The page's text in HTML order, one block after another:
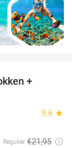
+
9.6 star
Regulier €21,95